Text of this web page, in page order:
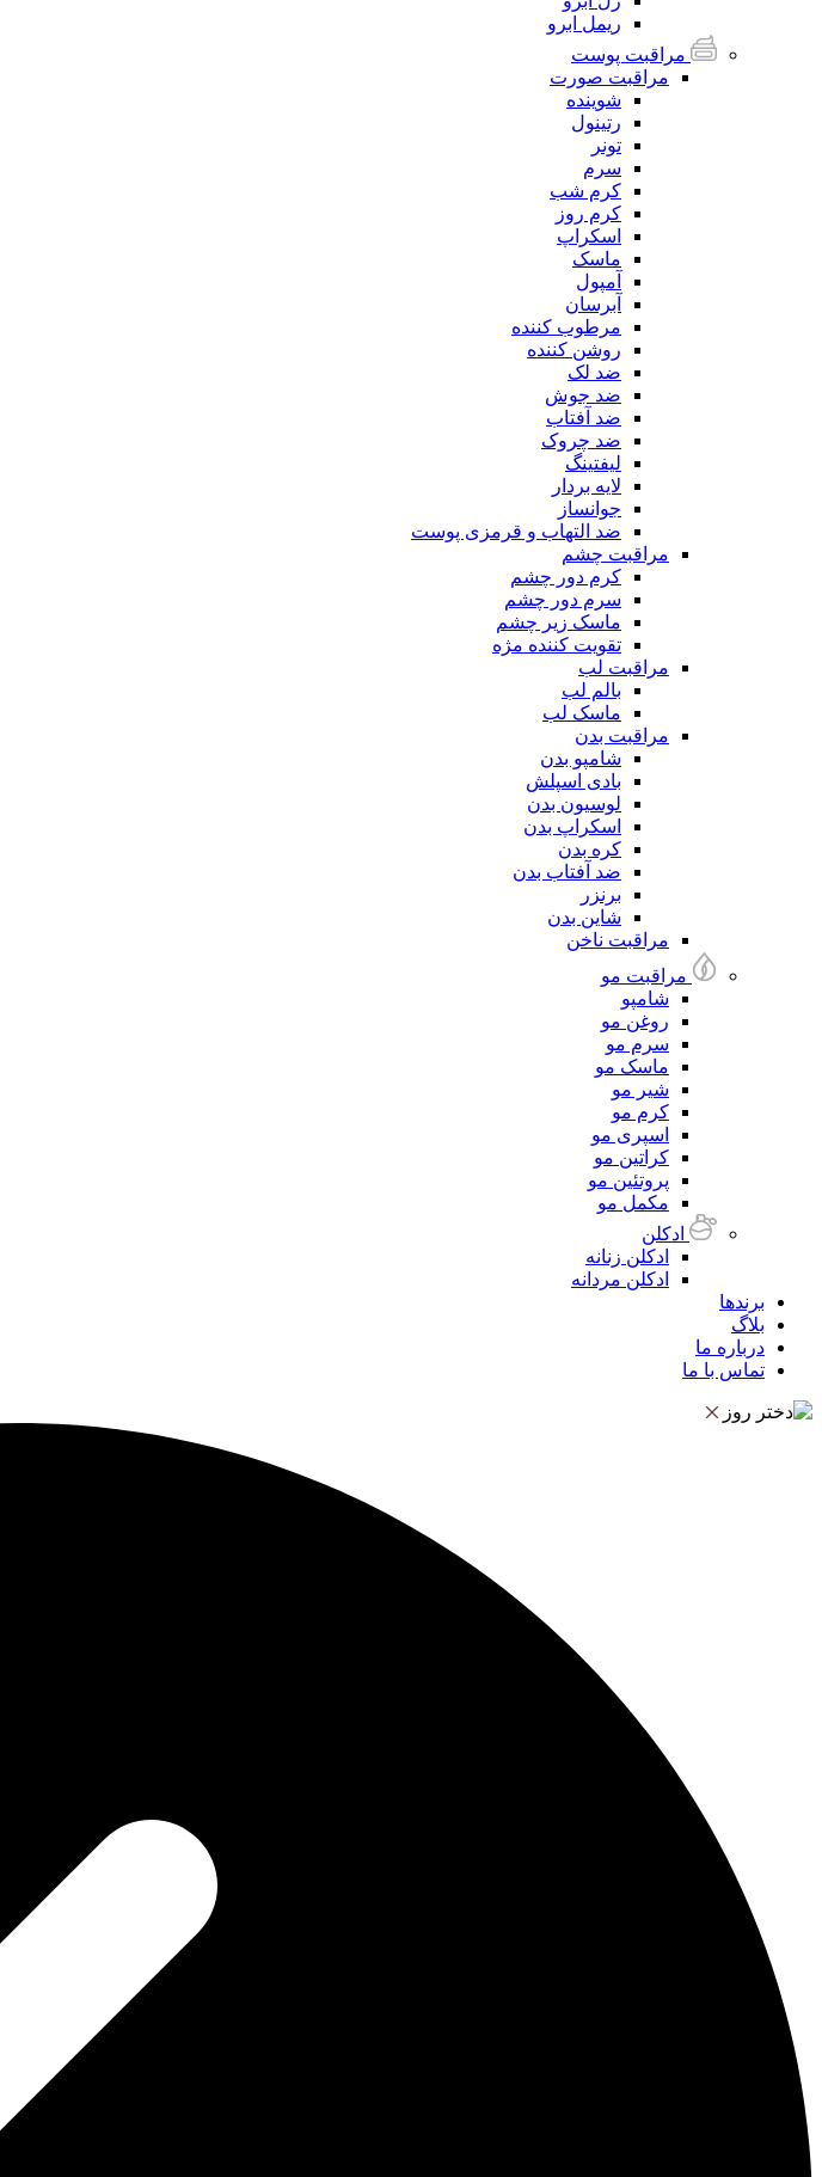
ریمل ابرو
مراقبت پوست
مراقبت صورت
شوینده
رتینول
تونر
سرم
کرم شب
کرم روز
اسکراپ
ماسک
آمپول
آبرسان
مرطوب کننده
روشن کننده
ضد لک
ضد جوش
ضد آفتاب
ضد چروک
لیفتینگ
لایه بردار
جوانساز
ضد التهاب و قرمزی پوست
مراقبت چشم
کرم دور چشم
سرم دور چشم
ماسک زیر چشم
تقویت کننده مژه
مراقبت لب
بالم لب
ماسک لب
مراقبت بدن
شامپو بدن
بادی اسپلش
لوسیون بدن
اسکراپ بدن
کره بدن
ضد آفتاب بدن
برنزر
شاین بدن
مراقبت ناخن
مراقبت مو
شامپو
روغن مو
سرم مو
ماسک مو
شیر مو
کرم مو
اسپری مو
کراتین مو
پروتئین مو
مکمل مو
ادکلن
ادکلن زنانه
ادکلن مردانه
برندها
بلاگ
درباره ما
تماس با ما